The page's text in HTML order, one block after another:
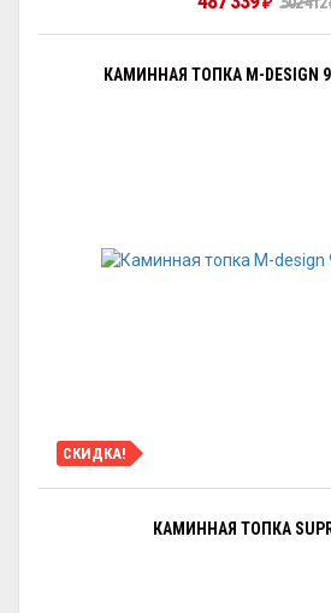
КАМИННАЯ ТОПКА M-DESIGN
СКИДКА!
КАМИННАЯ ТОПКА